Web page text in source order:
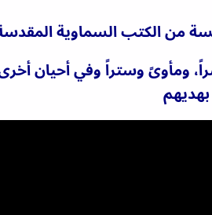
من الكتب السماوية
ومأوىً وستراً وفي أحيان
بهديهم